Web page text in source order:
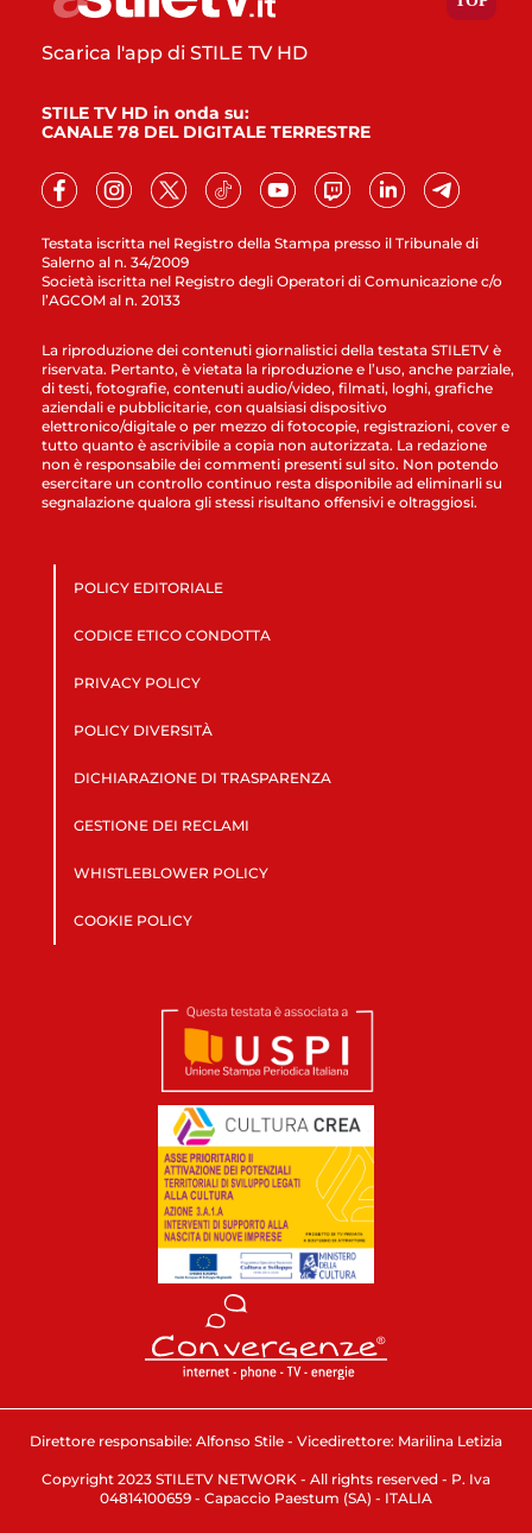
Testata iscritta nel Registro della Stampa presso il Tribunale di
Salerno al n. 34/2009
Società iscritta nel Registro degli Operatori di Comunicazione c/o
l’AGCOM al n. 20133
Scarica l'app di STILE TV HD
STILE TV HD in onda su:
CANALE 78 DEL DIGITALE TERRESTRE
La riproduzione dei contenuti giornalistici della testata STILETV è
riservata. Pertanto, è vietata la riproduzione e l’uso, anche parziale,
di testi, fotografie, contenuti audio/video, filmati, loghi, grafiche
aziendali e pubblicitarie, con qualsiasi dispositivo
elettronico/digitale o per mezzo di fotocopie, registrazioni, cover e
tutto quanto è ascrivibile a copia non autorizzata. La redazione
non è responsabile dei commenti presenti sul sito. Non potendo
esercitare un controllo continuo resta disponibile ad eliminarli su
segnalazione qualora gli stessi risultano offensivi e oltraggiosi.
POLICY EDITORIALE
CODICE ETICO CONDOTTA
PRIVACY POLICY
POLICY DIVERSITÀ
DICHIARAZIONE DI TRASPARENZA
GESTIONE DEI RECLAMI
WHISTLEBLOWER POLICY
COOKIE POLICY
Direttore responsabile: Alfonso Stile - Vicedirettore: Marilina Letizia
Copyright 2023 STILETV NETWORK - All rights reserved - P. Iva
04814100659 - Capaccio Paestum (SA) - ITALIA